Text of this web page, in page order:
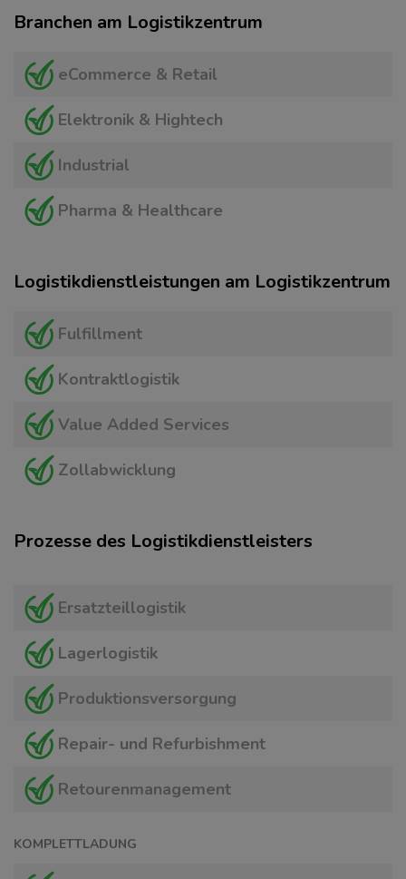
Branchen am Logistikzentrum
eCommerce & Retail
Elektronik & Hightech
Industrial
Pharma & Healthcare
Logistikdienstleistungen am Logistikzentrum
Fulfillment
Kontraktlogistik
Value Added Services
Zollabwicklung
Prozesse des Logistikdienstleisters
Ersatzteillogistik
Lagerlogistik
Produktionsversorgung
Repair- und Refurbishment
Retourenmanagement
KOMPLETTLADUNG